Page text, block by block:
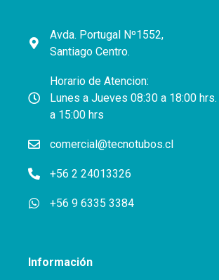
Avda. Portugal Nº1552,
Santiago Centro.
Horario de Atencion:
Lunes a Jueves 08:30 a 18:00
a 15:00 hrs
comercial@tecnotubos.cl
+56 2 24013326
+56 9 6335 3384
Información